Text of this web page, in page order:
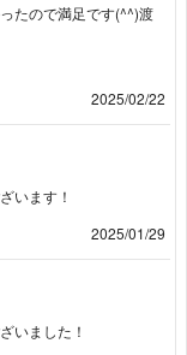
たので満足です(^^)渡
2025/02/22
います！
2025/01/29
いました！